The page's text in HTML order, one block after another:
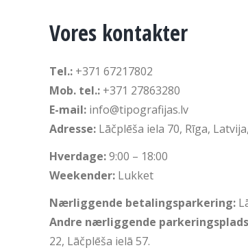
Vores kontakter
Tel.: +371 67217802
Mob. tel.: +371 27863280
E-mail: info@tipografijas.lv
Adresse: Lāčplēša iela 70, Rīga,
Hverdage:9:00 – 18:00
Weekender: Lukket
Nærliggende betalingsparkering:
Andre nærliggende
22, Lāčplēša ielā 57.